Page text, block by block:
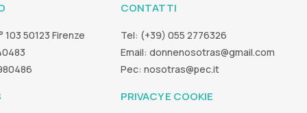
103 50123 Firenze
CONTATTI
Tel: (+39) 055 2776326
Email: donnenosotras@gmail.com
Pec: nosotras@pec.it
PRIVACY E COOKIE